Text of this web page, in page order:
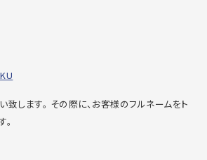
します。 その際に、お客様のフルネームをト